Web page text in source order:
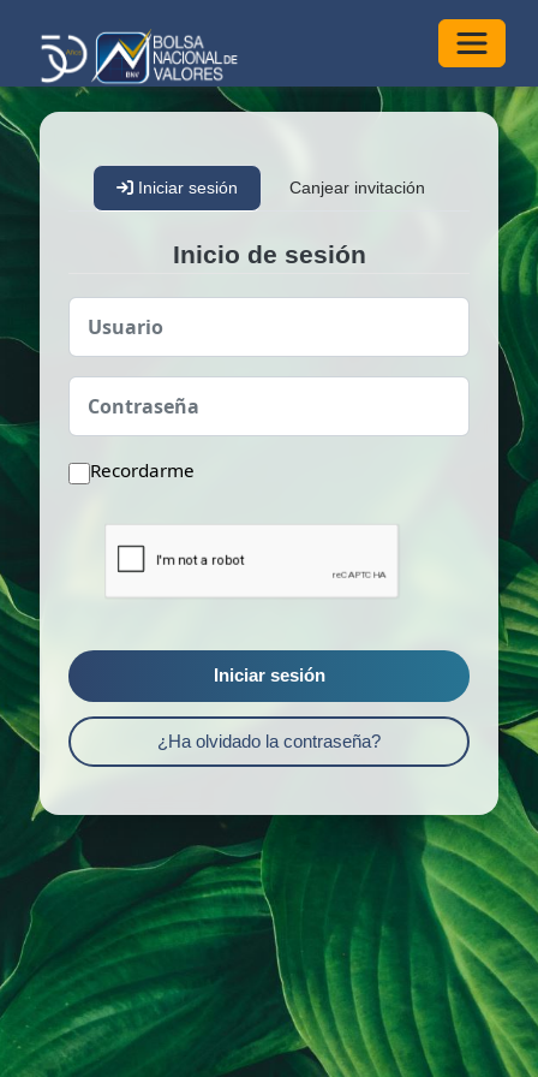
Iniciar sesión Canjear invitación
Inicio de sesión
Usuario
Contraseña
Recordarme
Iniciar sesión
¿Ha olvidado la contraseña?